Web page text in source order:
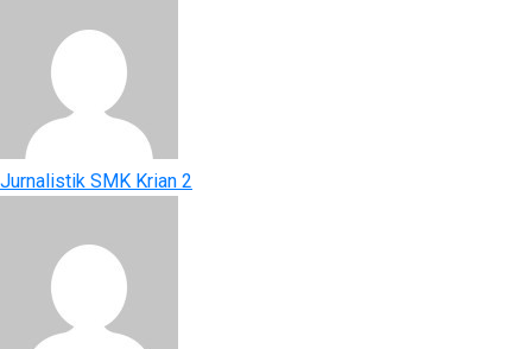
Jurnalistik SMK Krian 2